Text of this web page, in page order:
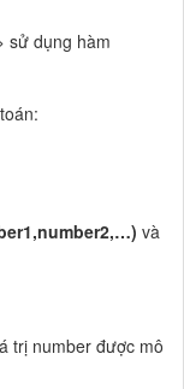
sử dụng hàm
và
trị number được mô